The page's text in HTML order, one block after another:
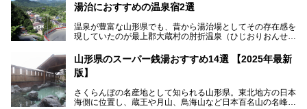
湯治におすすめの温泉宿2選
温泉が豊富な山形県でも、昔から湯治場としてその存在感を
現していたのが最上郡大蔵村の肘折温泉（ひじおりおんせ
今回はその肘折温泉の「若松屋 村井六助旅館」に宿泊した
体験レポートとおすすめの温泉宿を2軒ご紹介します。
鄙びた風情があり、源泉掛け流しの旅館も多い肘折温泉は、
す。
山形県のスーパー銭湯おすすめ14選 【2025年最新
版】
さくらんぼの名産地として知られる山形県。東北地方の日本
海側に位置し、蔵王や月山、鳥海山など日本百名山の名峰や